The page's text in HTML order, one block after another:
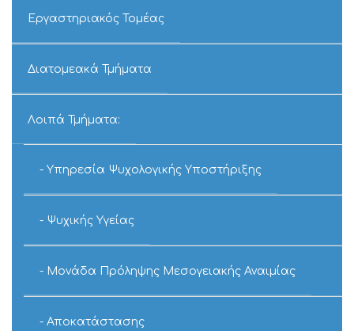
Εργαστηριακός Τομέας
Διατομεακά Τμήματα
Λοιπά Τμήματα:
Υπηρεσία Ψυχολογικής Υποστήριξης
Ψυχικής Υγείας
Μονάδα Πρόληψης Μεσογειακής Αναιμίας
Αποκατάστασης